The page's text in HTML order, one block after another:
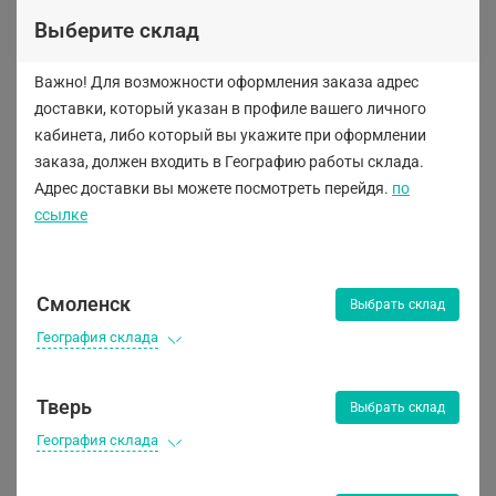
X-OIL
Предзаказ
Выберите склад
Важно! Для возможности оформления заказа адрес
доставки, который указан в профиле вашего личного
кабинета, либо который вы укажите при оформлении
заказа, должен входить в Географию работы склада.
Адрес доставки вы можете посмотреть перейдя. по
ссылке
Смоленск Выбрать склад
География склада
Тверь Выбрать склад
География склада